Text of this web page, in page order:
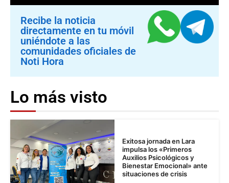
Recibe la noticia
directamente en tu móvil
uniéndote a las
comunidades oficiales de
Noti Hora
Lo más visto
Exitosa jornada en Lara
impulsa los «Primeros
Auxilios Psicológicos y
Bienestar Emocional» ante
situaciones de crisis